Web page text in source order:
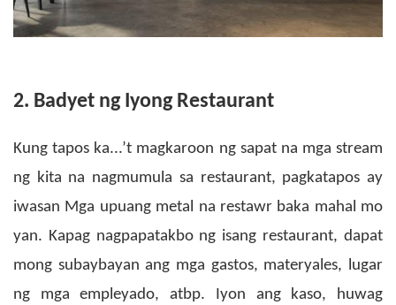
2. Badyet ng Iyong Restaurant
Kung tapos ka...’t magkaroon ng sapat na mga stream
ng kita na nagmumula sa restaurant, pagkatapos ay
iwasan Mga upuang metal na restawr baka mahal mo
yan. Kapag nagpapatakbo ng isang restaurant, dapat
mong subaybayan ang mga gastos, materyales, lugar
ng mga empleyado, atbp. Iyon ang kaso, huwag